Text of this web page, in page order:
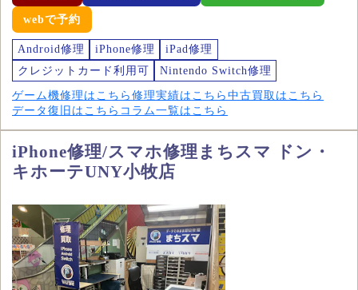
webで予約
Android修理 iPhone修理
iPad修理
クレジットカード利用可
Nintendo Switch修理
ゲーム機修理はこちら 修理実績はこちら 中古買取はこちら
データ復旧はこちら コラム一覧はこちら
iPhone修理/スマホ修理まちスマ ドン・
キホーテUNY小牧店